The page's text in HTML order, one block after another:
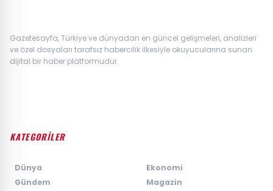
Gazetesayfa, Türkiye ve dünyadan en güncel gelişmeleri, analizleri
ve özel dosyaları tarafsız habercilik ilkesiyle okuyucularına sunan
dijital bir haber platformudur.
KATEGORİLER
Dünya
Ekonomi
Gündem
Magazin